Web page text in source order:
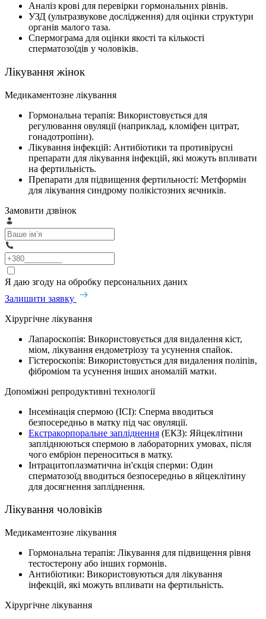
Аналіз крові для перевірки гормональних рівнів.
УЗД (ультразвукове дослідження) для оцінки структури
органів малого таза.
Спермограма для оцінки якості та кількості
сперматозоїдів у чоловіків.
Лікування жінок
Медикаментозне лікування
Гормональна терапія: Використовується для
регулювання овуляції (наприклад, кломіфен цитрат,
гонадотропіни).
Лікування інфекцій: Антибіотики та противірусні
препарати для лікування інфекцій, які можуть впливати
на фертильність.
Препарати для підвищення фертильності: Метформін
для лікування синдрому полікістозних яєчників.
Замовити дзвінок
Я даю згоду на обробку персональних даних
Залишити заявку
Хірургічне лікування
Лапароскопія: Використовується для видалення кіст,
міом, лікування ендометріозу та усунення спайок.
Гістероскопія: Використовується для видалення поліпів,
фіброміом та усунення інших аномалій матки.
Допоміжні репродуктивні технології
Інсемінація спермою (ІСІ): Сперма вводиться
безпосередньо в матку під час овуляції.
Екстракорпоральне запліднення (ЕКЗ): Яйцеклітини
запліднюються спермою в лабораторних умовах, після
чого ембріон переноситься в матку.
Інтрацитоплазматична ін'єкція сперми: Один
сперматозоїд вводиться безпосередньо в яйцеклітину
для досягнення запліднення.
Лікування чоловіків
Медикаментозне лікування
Гормональна терапія: Лікування для підвищення рівня
тестостерону або інших гормонів.
Антибіотики: Використовуються для лікування
інфекцій, які можуть впливати на фертильність.
Хірургічне лікування